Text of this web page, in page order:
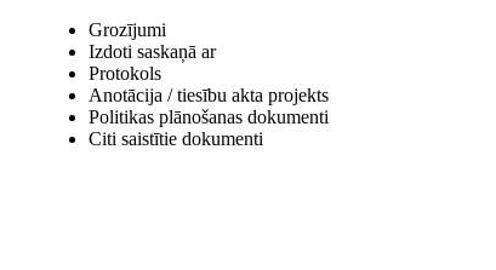
Grozījumi
Izdoti saskaņā ar
Protokols
Anotācija / tiesību akta projekts
Politikas plānošanas dokumenti
Citi saistītie dokumenti